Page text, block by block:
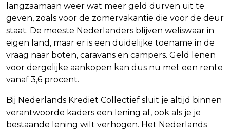
langzaamaan weer wat meer geld durven uit te
geven, zoals voor de zomervakantie die voor de deur
staat. De meeste Nederlanders blijven weliswaar in
eigen land, maar er is een duidelijke toename in de
vraag naar boten, caravans en campers. Geld lenen
voor dergelijke aankopen kan dus nu met een rente
vanaf 3,6 procent.
Bij Nederlands Krediet Collectief sluit je altijd binnen
verantwoorde kaders een lening af, ook als je je
bestaande lening wilt verhogen. Het Nederlands